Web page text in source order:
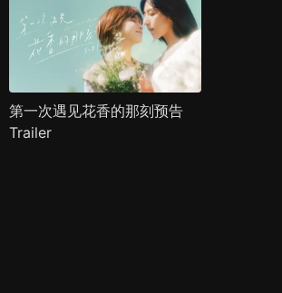
第一次遇见花香的那刻预告
Trailer